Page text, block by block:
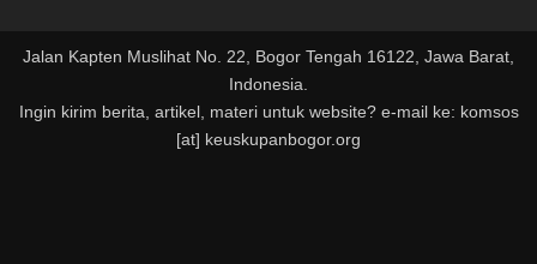
Jalan Kapten Muslihat No. 22, Bogor Tengah 16122, Jawa Barat,
Indonesia.
Ingin kirim berita, artikel, materi untuk website? e-mail ke: komsos
[at] keuskupanbogor.org